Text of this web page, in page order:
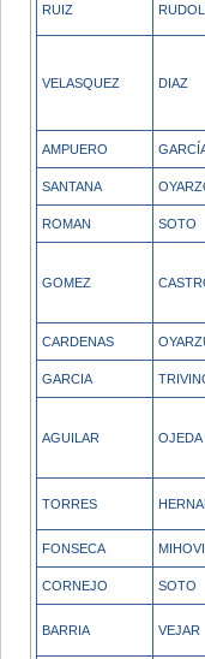
RUIZ
VELASQUEZ DIAZ
AMPUERO
SANTANA
ROMAN SOTO
GOMEZ
CARDENAS
GARCIA
AGUILAR OJEDA
TORRES
FONSECA
CORNEJO SOTO
BARRIA VEJAR